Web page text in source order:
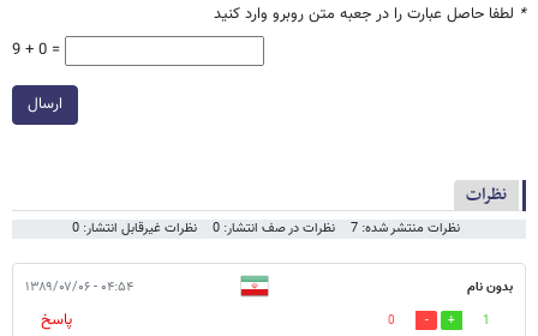
* لطفا حاصل عبارت را در جعبه متن روبرو وارد کنید
9 + 0 =
ارسال
نظرات
نظرات منتشر شده: 7 نظرات در صف انتشار: 0 نظرات غیرقابل انتشار: 0
بدون نام ۰۴:۵۴ - ۱۳۸۹/۰۷/۰۶
1
0
پاسخ